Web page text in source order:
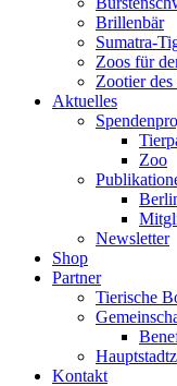
Brillenbär
Sumatra-
Zoos für
Zootier des
Aktuelles
Zoo
Newsletter
Shop
Partner
Tierische
Kontakt